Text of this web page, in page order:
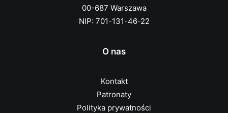
00-687 Warszawa
NIP: 701-131-46-22
O nas
Kontakt
Patronaty
Polityka prywatności